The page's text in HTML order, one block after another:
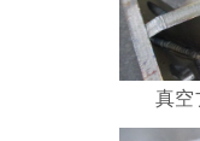
真空